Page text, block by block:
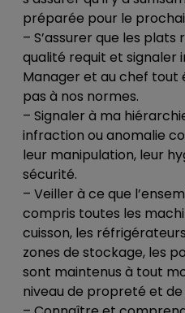
préparée pour le
– S’assurer que les
qualité requit et signaler
Manager et au chef tout
pas à nos normes.
– Signaler à ma
infraction ou anomalie
leur manipulation, leur
sécurité.
– Veiller à ce que
compris toutes les
cuisson, les
zones de stockage, les
sont maintenus à tout
niveau de propreté et de